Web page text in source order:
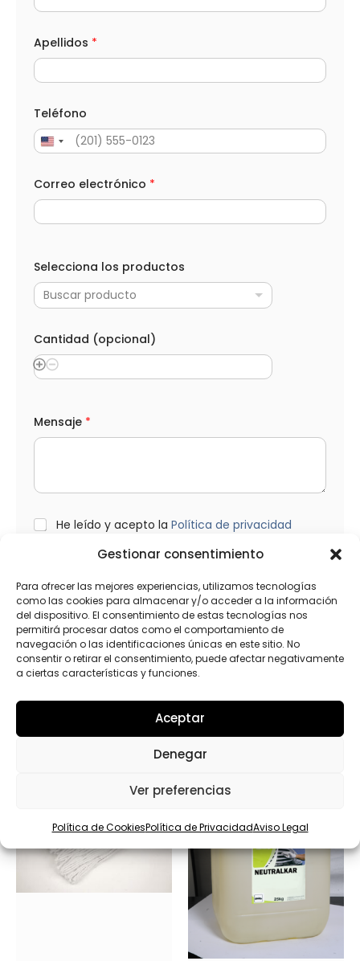
Gestionar consentimiento
Para ofrecer las mejores experiencias, utilizamos tecnologías
como las cookies para almacenar y/o acceder a la información
del dispositivo. El consentimiento de estas tecnologías nos
permitirá procesar datos como el comportamiento de
navegación o las identificaciones únicas en este sitio. No
consentir o retirar el consentimiento, puede afectar negativamente
a ciertas características y funciones.
Aceptar
Denegar
Ver preferencias
Política de CookiesPolítica de PrivacidadAviso Legal
Apellidos *
Teléfono
Correo electrónico *
p
c
o
a
)
e
c
r
i
o
A
l
i
d
o
s
Selecciona los productos
Buscar producto
Cantidad (opcional)
Mensaje *
L
He leído y acepto la Política de privacidad
Enviar
Productos relacionados